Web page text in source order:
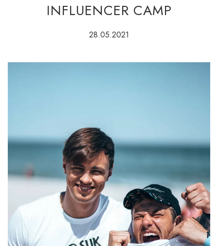
INFLUENCER CAMP
28.05.2021